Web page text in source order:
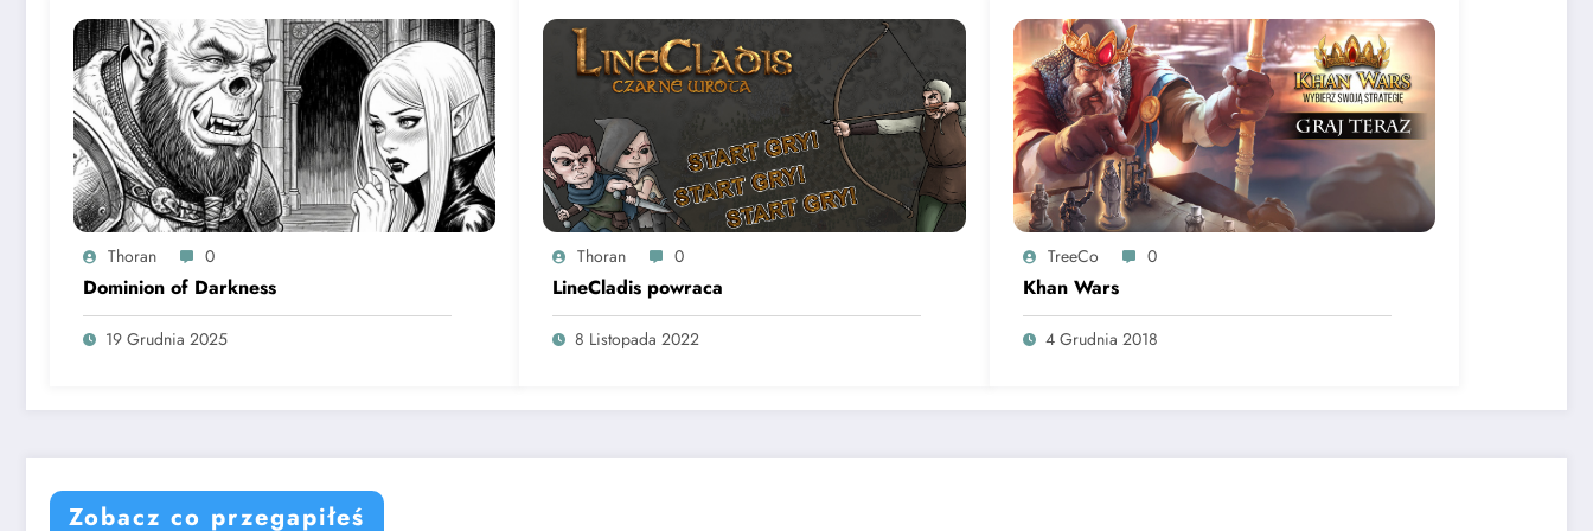
Thoran 0
Dominion of Darkness
19 Grudnia 2025
Thoran 0
LineCladis powraca
8 Listopada 2022
TreeCo 0
Khan Wars
4 Grudnia 2018
Zobacz co przegapiłeś